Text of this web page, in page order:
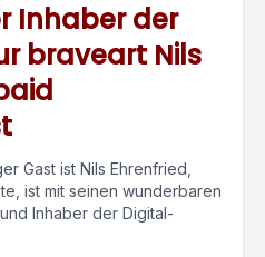
Inhaber der
braveart Nils
Gast ist Nils Ehrenfried,
ist mit seinen wunderbaren
Inhaber der Digital-